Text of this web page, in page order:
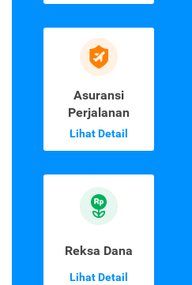
Asuransi
Perjalanan
Lihat Detail
Reksa Dana
Lihat Detail